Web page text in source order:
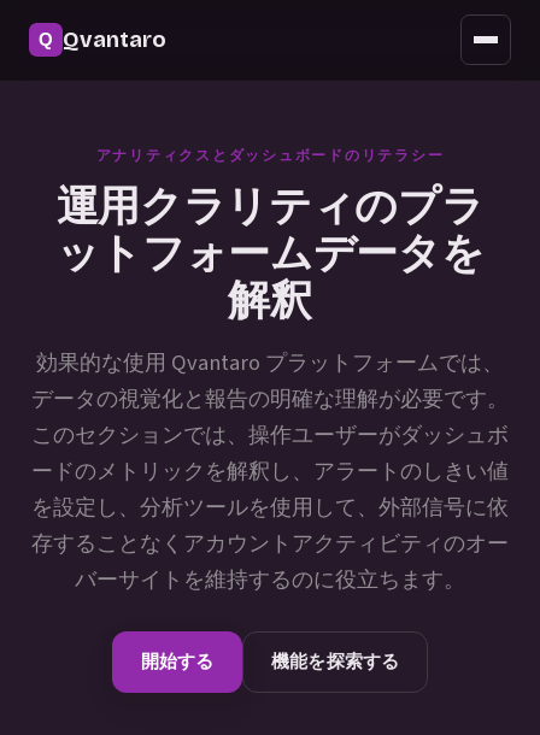
Qvantaro
モバイルアクセス
よくある質問
アナリティクスとダッシュボードのリテラシー
運用クラリティのプラ
ットフォームデータを
解釈
効果的な使用 Qvantaro プラットフォームでは、
データの視覚化と報告の明確な理解が必要です。
このセクションでは、操作ユーザーがダッシュボ
ードのメトリックを解釈し、アラートのしきい値
を設定し、分析ツールを使用して、外部信号に依
存することなくアカウントアクティビティのオー
バーサイトを維持するのに役立ちます。
開始する 機能を探索する